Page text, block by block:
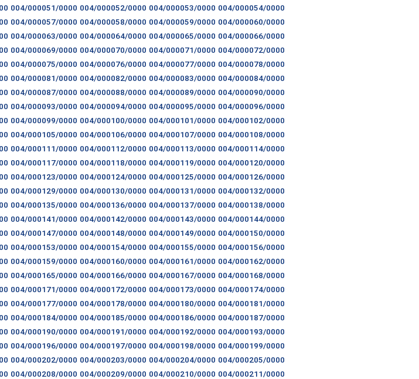
004/000051/0000 004/000052/0000 004/000053/0000 004/000054/0000
004/000057/0000 004/000058/0000 004/000059/0000 004/000060/0000
004/000063/0000 004/000064/0000 004/000065/0000 004/000066/0000
004/000069/0000 004/000070/0000 004/000071/0000 004/000072/0000
004/000075/0000 004/000076/0000 004/000077/0000 004/000078/0000
004/000081/0000 004/000082/0000 004/000083/0000 004/000084/0000
004/000087/0000 004/000088/0000 004/000089/0000 004/000090/0000
004/000093/0000 004/000094/0000 004/000095/0000 004/000096/0000
004/000099/0000 004/000100/0000 004/000101/0000 004/000102/0000
004/000105/0000 004/000106/0000 004/000107/0000 004/000108/0000
004/000111/0000 004/000112/0000 004/000113/0000 004/000114/0000
004/000117/0000 004/000118/0000 004/000119/0000 004/000120/0000
004/000123/0000 004/000124/0000 004/000125/0000 004/000126/0000
004/000129/0000 004/000130/0000 004/000131/0000 004/000132/0000
004/000135/0000 004/000136/0000 004/000137/0000 004/000138/0000
004/000141/0000 004/000142/0000 004/000143/0000 004/000144/0000
004/000147/0000 004/000148/0000 004/000149/0000 004/000150/0000
004/000153/0000 004/000154/0000 004/000155/0000 004/000156/0000
004/000159/0000 004/000160/0000 004/000161/0000 004/000162/0000
004/000165/0000 004/000166/0000 004/000167/0000 004/000168/0000
004/000171/0000 004/000172/0000 004/000173/0000 004/000174/0000
004/000177/0000 004/000178/0000 004/000180/0000 004/000181/0000
004/000184/0000 004/000185/0000 004/000186/0000 004/000187/0000
004/000190/0000 004/000191/0000 004/000192/0000 004/000193/0000
004/000196/0000 004/000197/0000 004/000198/0000 004/000199/0000
004/000202/0000 004/000203/0000 004/000204/0000 004/000205/0000
004/000208/0000 004/000209/0000 004/000210/0000 004/000211/0000